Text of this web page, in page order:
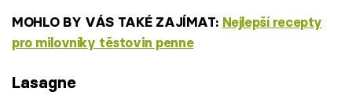
MOHLO BY VÁS TAKÉ ZAJÍMAT: Nejlepší recepty
pro milovníky těstovin penne
Lasagne